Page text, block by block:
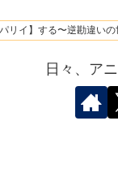
リイ】する〜逆勘違い
日々、ア